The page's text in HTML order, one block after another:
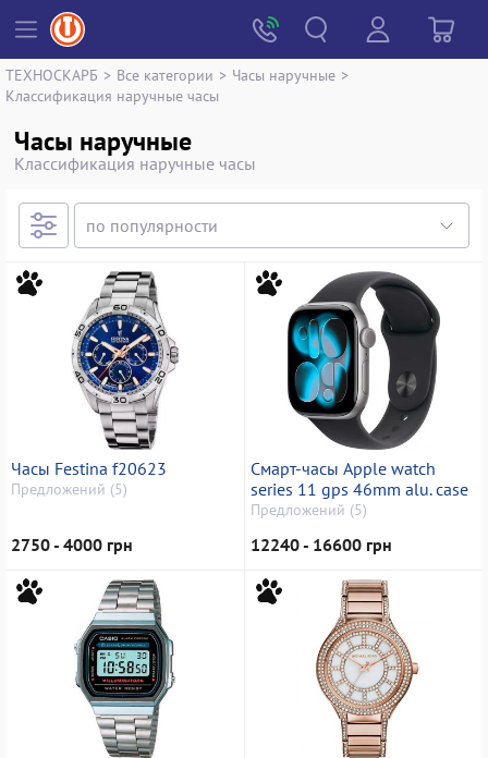
ТЕХНОСКАРБ > Все категории > Часы наручные >
Классификация наручные часы
Часы наручные
Классификация наручные часы
Часы Festina f20623
Предложений (5)
2750 - 4000 грн
Смарт-часы Apple watch
series 11 gps 46mm alu. case
Предложений (5)
12240 - 16600 грн